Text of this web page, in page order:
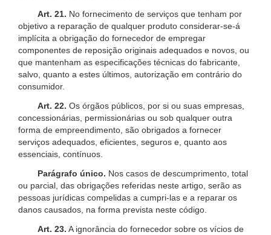
Art. 21. No fornecimento de serviços que tenham por
objetivo a reparação de qualquer produto considerar-se-á
implícita a obrigação do fornecedor de empregar
componentes de reposição originais adequados e novos, ou
que mantenham as especificações técnicas do fabricante,
salvo, quanto a estes últimos, autorização em contrário do
consumidor.
Art. 22. Os órgãos públicos, por si ou suas empresas,
concessionárias, permissionárias ou sob qualquer outra
forma de empreendimento, são obrigados a fornecer
serviços adequados, eficientes, seguros e, quanto aos
essenciais, contínuos.
Parágrafo único. Nos casos de descumprimento, total
ou parcial, das obrigações referidas neste artigo, serão as
pessoas jurídicas compelidas a cumpri-las e a reparar os
danos causados, na forma prevista neste código.
Art. 23. A ignorância do fornecedor sobre os vícios de